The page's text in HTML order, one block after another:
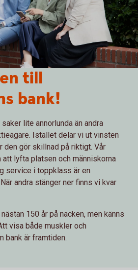
till
bank!
lite annorlunda än andra
Istället delar vi ut vinsten
den gör skillnad på riktigt. Vår
lyfta platsen och människorna
service i toppklass är en
andra stänger ner finns vi kvar
150 år på nacken, men känns
visa både muskler och
bank är framtiden.